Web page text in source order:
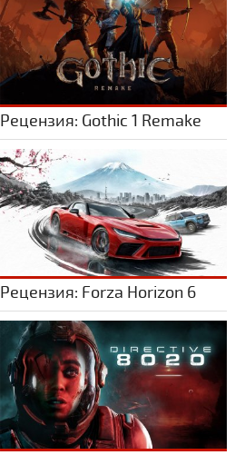
Рецензия: Gothic 1 Remake
Рецензия: Forza Horizon 6